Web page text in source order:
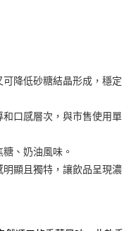
降低砂糖結晶形成，穩定
口感層次，與市售使用單
、奶油風味。
顯且獨特，讓飲品呈現濃